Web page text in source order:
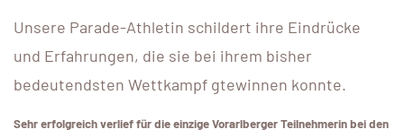
Unsere Parade-Athletin schildert ihre Eindrücke
und Erfahrungen, die sie bei ihrem bisher
bedeutendsten Wettkampf gtewinnen konnte.
Sehr erfolgreich verlief für die einzige Vorarlberger Teilnehmerin bei den